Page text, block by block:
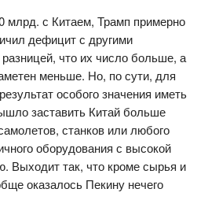
млрд. с Китаем, Трамп примерно
дефицит с другими
что их число больше, а
меньше. Но, по сути, для
особого значения иметь
заставить Китай больше
станков или любого
оборудования с высокой
Выходит так, что кроме сырья и
оказалось Пекину нечего